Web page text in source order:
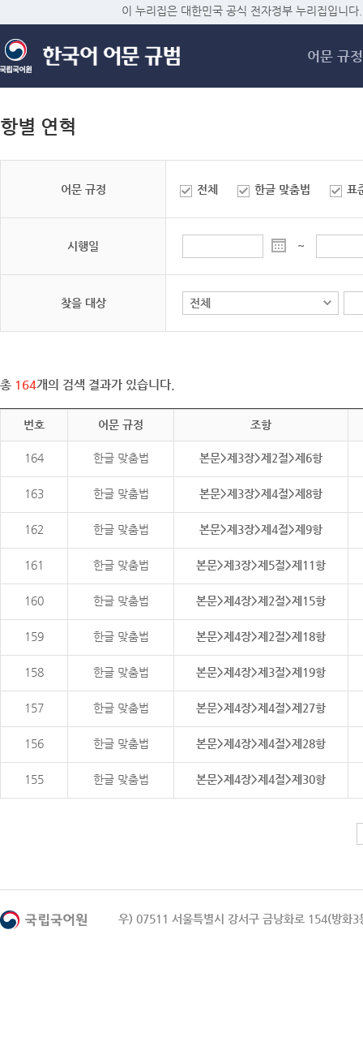
메
이 누리집은 대한민국 공식 전자정부 누리집입니다.
어문 규정
항별 연혁
어문 규정 전체 한글 맞춤법 표
시행일 ~
찾을 대상
총 164개의 검색 결과가 있습니다.
번호 어문 규정 조항
164 한글 맞춤법 본문>제3장>제2절>제6항
163 한글 맞춤법 본문>제3장>제4절>제8항
162 한글 맞춤법 본문>제3장>제4절>제9항
161 한글 맞춤법 본문>제3장>제5절>제11항
160 한글 맞춤법 본문>제4장>제2절>제15항
159 한글 맞춤법 본문>제4장>제2절>제18항
158 한글 맞춤법 본문>제4장>제3절>제19항
157 한글 맞춤법 본문>제4장>제4절>제27항
156 한글 맞춤법 본문>제4장>제4절>제28항
155 한글 맞춤법 본문>제4장>제4절>제30항
우) 07511 서울특별시 강서구 금낭화로 154(방화3